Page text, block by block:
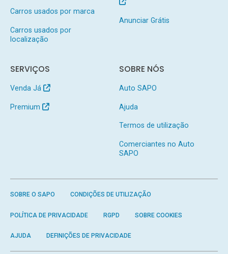
Carros usados por marca
Carros usados por
localização
Anunciar Grátis
SERVIÇOS
Venda Já
Premium
SOBRE NÓS
Auto SAPO
Ajuda
Termos de utilização
Comerciantes no Auto
SAPO
SOBRE O SAPO CONDIÇÕES DE UTILIZAÇÃO
POLÍTICA DE PRIVACIDADE RGPD SOBRE COOKIES
AJUDA DEFINIÇÕES DE PRIVACIDADE